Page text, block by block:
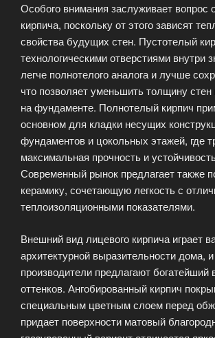
Особого внимания заслуживает вопрос
кирпича, поскольку от этого зависят
свойства будущих стен. Пустотелый
технологическими отверстиями внутри
легче полнотелого аналога и лучше
что позволяет уменьшить толщину стен
на фундаменте. Полнотелый кирпич
основном для кладки несущих
фундаментов и цокольных этажей, где
максимальная прочность и
Современный рынок предлагает также
керамику, сочетающую легкость с
теплоизоляционными показателями.
Внешний вид лицевого кирпича играет
архитектурной выразительности дома,
производители предлагают
оттенков. Ангобированный кирпич
специальным цветным слоем перед
придает поверхности матовый